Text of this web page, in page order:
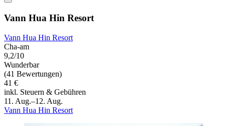
Vann Hua Hin Resort
Vann Hua Hin Resort
Cha-am
9,2/10
Wunderbar
(41 Bewertungen)
41 €
inkl. Steuern & Gebühren
11. Aug.–12. Aug.
Vann Hua Hin Resort